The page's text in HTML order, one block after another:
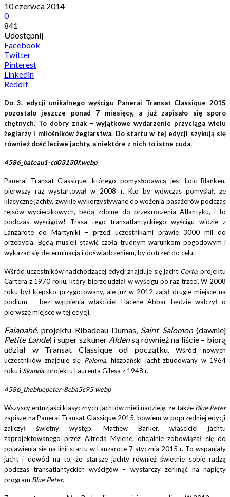
10 czerwca 2014
0
841
Udostępnij
Facebook
Twitter
Pinterest
Linkedin
ReddIt
Do 3. edycji unikalnego wyścigu Panerai Transat Classique 2015
pozostało jeszcze ponad 7 miesięcy, a już zapisało się sporo
chętnych. To dobry znak – wyjątkowe wydarzenie przyciąga wielu
żeglarzy i miłośników żeglarstwa. Do startu w tej edycji szykują się
również dość leciwe jachty, a niektóre z nich to istne cuda.
4586_bateau1-cd03130f.webp
Panerai Transat Classique, którego pomysłodawcą jest Loic Blanken,
pierwszy raz wystartował w 2008 r. Kto by wówczas pomyślał, że
klasyczne jachty, zwykle wykorzystywane do wożenia pasażerów podczas
rejsów wycieczkowych, będą zdolne do przekroczenia Atlantyku, i to
podczas wyścigów! Trasa tego transatlantyckiego wyścigu widzie z
Lanzarote do Martyniki – przed uczestnikami prawie 3000 mil do
przebycia. Będą musieli stawić czoła trudnym warunkom pogodowym i
wykazać się determinacją i doświadczeniem, by dotrzeć do celu.
Wśród uczestników nadchodzącej edycji znajduje się jacht Corto, projektu
Cartera z 1970 roku, który bierze udział w wyścigu po raz trzeci. W 2008
roku był kiepsko przygotowany, ale już w 2012 zajął drugie miejsce na
podium – bez wątpienia właściciel Hacene Abbar będzie walczył o
pierwsze miejsce w tej edycji.
Faiaoahé, projektu Ribadeau-Dumas, Saint Salomon(dawniej
Petite Lande) i super szkuner Aldensą również na liście – biorą
udział w Transat Classique od początku.Wśród nowych
uczestników znajduje się Paloma, hiszpański jacht zbudowany w 1964
roku iSkanda, projektu Laurenta Gilesa z 1948 r.
4586_thebluepeter-8cba5c95.webp
Wszyscy entuzjaści klasycznych jachtów mieli nadzieję, że także Blue Peter
zapisze na Panerai Transat Classique 2015, bowiem w poprzedniej edycji
zaliczył świetny występ. Mathew Barker, właściciel jachtu
zaprojektowanego przez Alfreda Mylene, oficjalnie zobowiązał się do
pojawienia się na linii startu w Lanzarote 7 stycznia 2015 r. To wspaniały
jacht i dowód na to, że starsze jachty również świetnie sobie radzą
podczas transatlantyckich wyścigów – wystarczy zerknąć na napięty
program Blue Peter.